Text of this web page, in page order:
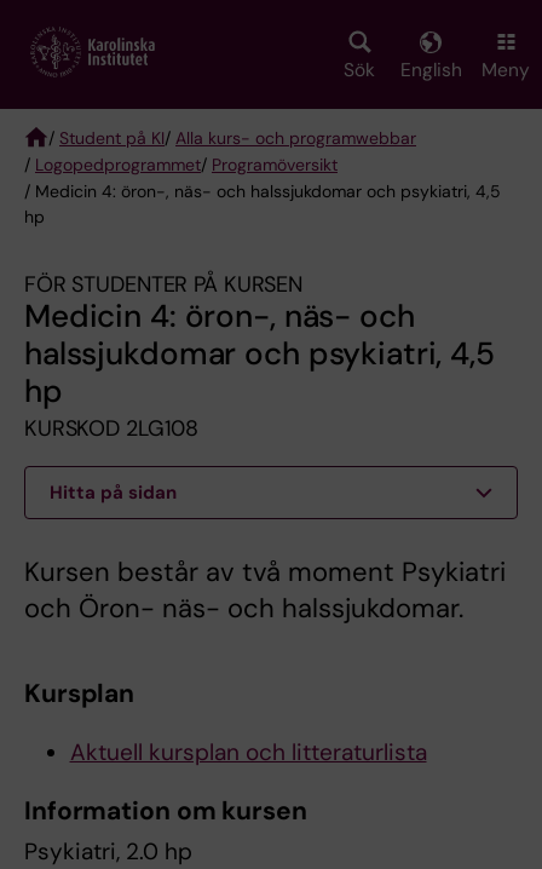
main
Sök English Meny
Breadcrumb
/ Student på KI/ Alla kurs- och programwebbar
/ Logopedprogrammet/ Programöversikt
/ Medicin 4: öron-, näs- och halssjukdomar och psykiatri, 4,5
hp
FÖR STUDENTER PÅ KURSEN
Medicin 4: öron-, näs- och
halssjukdomar och psykiatri, 4,5
hp
KURSKOD 2LG108
Hitta på sidan
Kursen består av två moment Psykiatri
och Öron- näs- och halssjukdomar.
Kursplan
Aktuell kursplan och litteraturlista
Information om kursen
Psykiatri, 2.0 hp